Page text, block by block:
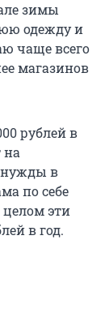
зимы
одежду и
чаще всего
магазинов
рублей в
на
нужды в
по себе
эти
в год.